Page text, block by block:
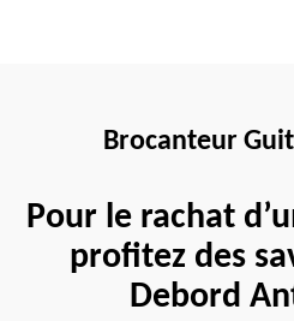
Brocanteur
Pour le rachat
profitez des
Debord